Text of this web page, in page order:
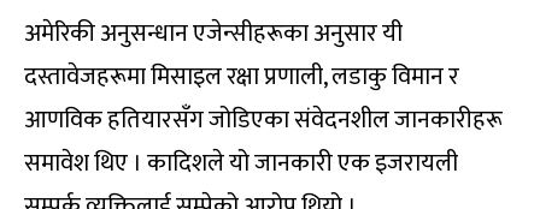
अमेरिकी अनुसन्धान एजेन्सीहरूका अनुसार यी
दस्तावेजहरूमा मिसाइल रक्षा प्रणाली, लडाकु विमान र
आणविक हतियारसँग जोडिएका संवेदनशील जानकारीहरू
समावेश थिए । कादिशले यो जानकारी एक इजरायली